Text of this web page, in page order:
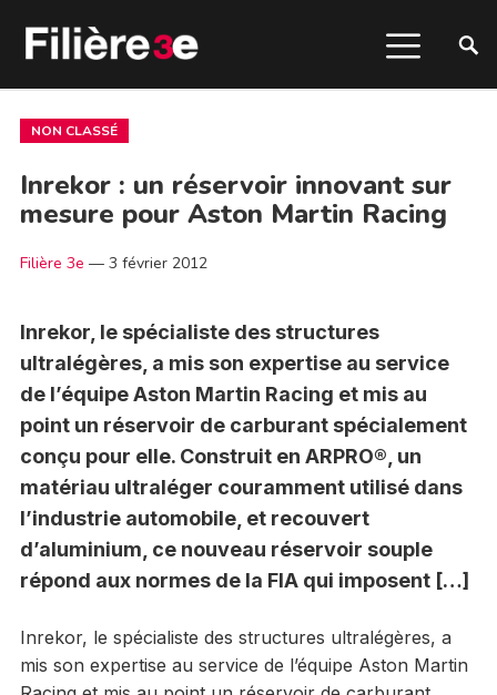
NON CLASSÉ
Inrekor : un réservoir innovant sur
mesure pour Aston Martin Racing
Filière 3e — 3 février 2012
Inrekor, le spécialiste des structures
ultralégères, a mis son expertise au service
de l’équipe Aston Martin Racing et mis au
point un réservoir de carburant spécialement
conçu pour elle. Construit en ARPRO®, un
matériau ultraléger couramment utilisé dans
l’industrie automobile, et recouvert
d’aluminium, ce nouveau réservoir souple
répond aux normes de la FIA qui imposent […]
Inrekor, le spécialiste des structures ultralégères, a
mis son expertise au service de l’équipe Aston Martin